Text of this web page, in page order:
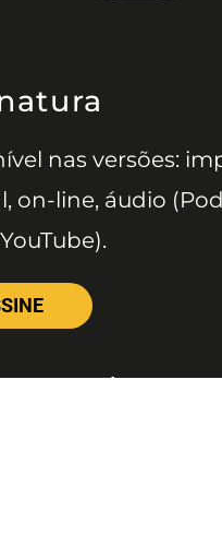
nas versões:
on-line, áudio
Redes